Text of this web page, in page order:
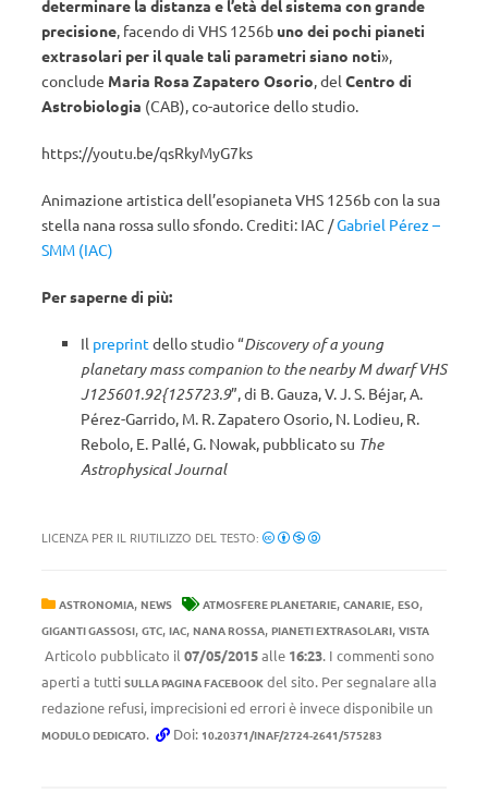
determinare la distanza e l’età del sistema con grande
precisione, facendo di VHS 1256b uno dei pochi pianeti
extrasolari per il quale tali parametri siano noti»,
conclude Maria Rosa Zapatero Osorio, del Centro di
Astrobiologia (CAB), co-autorice dello studio.
https://youtu.be/qsRkyMyG7ks
Animazione artistica dell’esopianeta VHS 1256b con la sua
stella nana rossa sullo sfondo. Crediti: IAC /Gabriel Pérez –
SMM (IAC)
Per saperne di più:
Il preprint dello studio “Discovery of a young
planetary mass companion to the nearby M dwarf VHS
J125601.92{125723.9”, di B. Gauza, V. J. S. Béjar, A.
Pérez-Garrido, M. R. Zapatero Osorio, N. Lodieu, R.
Rebolo, E. Pallé, G. Nowak, pubblicato su The
Astrophysical Journal
LICENZA PER IL RIUTILIZZO DEL TESTO:
ASTRONOMIA, NEWS ATMOSFERE PLANETARIE, CANARIE, ESO,
GIGANTI GASSOSI, GTC, IAC, NANA ROSSA, PIANETI EXTRASOLARI, VISTA
Articolo pubblicato il 07/05/2015alle 16:23. I commenti sono
aperti a tutti SULLA PAGINA FACEBOOK del sito. Per segnalare alla
redazione refusi, imprecisioni ed errori è invece disponibile un
MODULO DEDICATO. Doi: 10.20371/INAF/2724-2641/575283